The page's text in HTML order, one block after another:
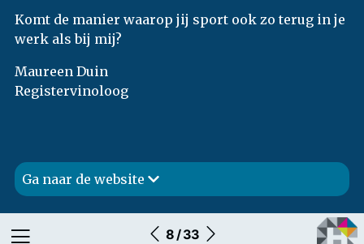
Komt de manier waarop jij sport ook zo terug in je
werk als bij mij?
Maureen Duin
Registervinoloog
Ga naar de website
8 / 33